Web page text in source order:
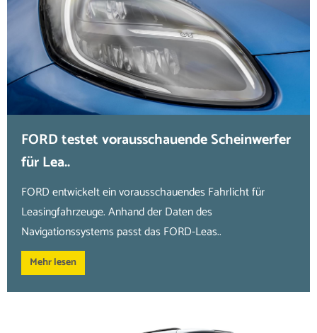
FORD testet vorausschauende Scheinwerfer
für Lea..
FORD entwickelt ein vorausschauendes Fahrlicht für
Leasingfahrzeuge. Anhand der Daten des
Navigationssystems passt das FORD-Leas..
Mehr lesen